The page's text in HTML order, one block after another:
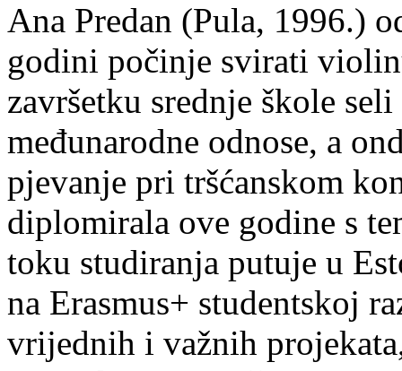
Ana Predan (Pula, 1996.)
godini počinje svirati
završetku srednje škole
međunarodne odnose, a
pjevanje pri tršćanskom
diplomirala ove godine s
toku studiranja putuje u
na Erasmus+ studentskoj
vrijednih i važnih